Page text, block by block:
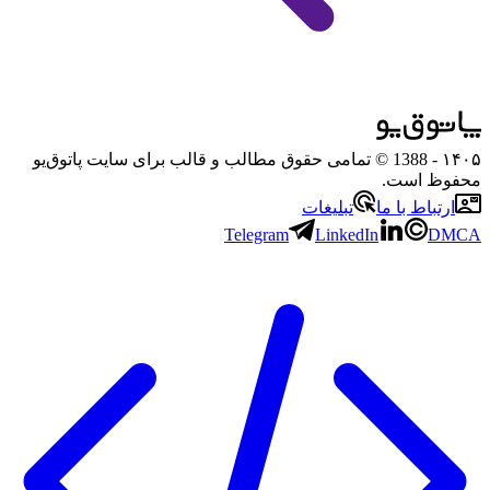
۱۴۰۵
- 1388 © تمامی حقوق مطالب و قالب برای سایت پاتوق‌یو
محفوظ است.
ارتباط با ما
تبلیغات
Telegram
LinkedIn DMCA